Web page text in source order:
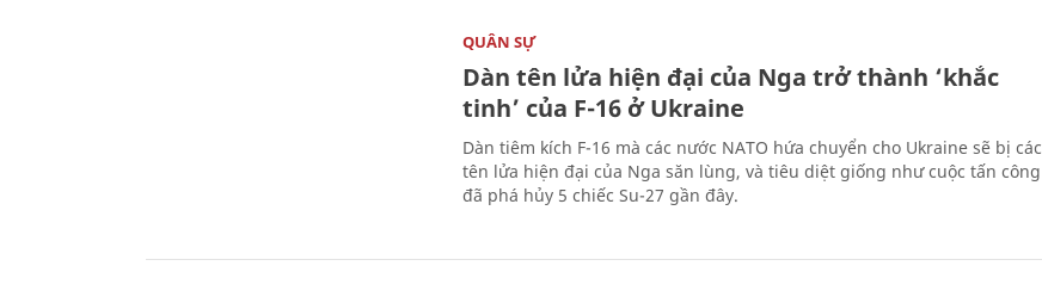
QUÂN SỰ
Dàn tên lửa hiện đại của Nga trở thành ‘khắc
tinh’ của F-16 ở Ukraine
Dàn tiêm kích F-16 mà các nước NATO hứa chuyển cho Ukraine sẽ bị các
tên lửa hiện đại của Nga săn lùng, và tiêu diệt giống như cuộc tấn công
đã phá hủy 5 chiếc Su-27 gần đây.